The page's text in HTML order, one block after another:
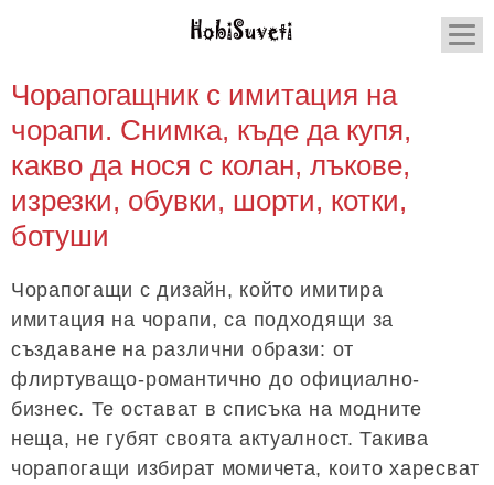
Чорапогащник с имитация на
чорапи. Снимка, къде да купя,
какво да нося с колан, лъкове,
изрезки, обувки, шорти, котки,
ботуши
Чорапогащи с дизайн, който имитира
имитация на чорапи, са подходящи за
създаване на различни образи: от
флиртуващо-романтично до официално-
бизнес. Те остават в списъка на модните
неща, не губят своята актуалност. Такива
чорапогащи избират момичета, които харесват